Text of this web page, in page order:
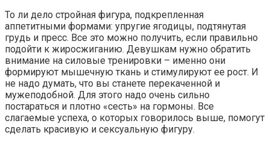
То ли дело стройная фигура, подкрепленная
аппетитными формами: упругие ягодицы, подтянутая
грудь и пресс. Все это можно получить, если правильно
подойти к жиросжиганию. Девушкам нужно обратить
внимание на силовые тренировки – именно они
формируют мышечную ткань и стимулируют ее рост. И
не надо думать, что вы станете перекаченной и
мужеподобной. Для этого надо очень сильно
постараться и плотно «сесть» на гормоны. Все
слагаемые успеха, о которых говорилось выше, помогут
сделать красивую и сексуальную фигуру.